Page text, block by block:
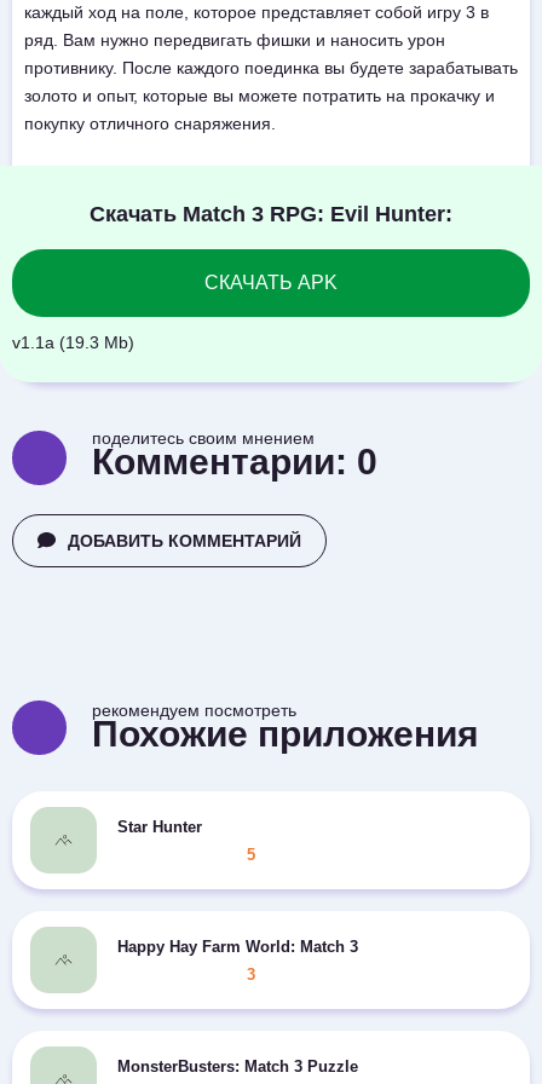
каждый ход на поле, которое представляет собой игру 3 в
ряд. Вам нужно передвигать фишки и наносить урон
противнику. После каждого поединка вы будете зарабатывать
золото и опыт, которые вы можете потратить на прокачку и
покупку отличного снаряжения.
Скачать Match 3 RPG: Evil Hunter:
СКАЧАТЬ APK
v1.1a (19.3 Mb)
поделитесь своим мнением
Комментарии: 0
ДОБАВИТЬ КОММЕНТАРИЙ
рекомендуем посмотреть
Похожие приложения
Star Hunter
5
Happy Hay Farm World: Match 3
3
MonsterBusters: Match 3 Puzzle